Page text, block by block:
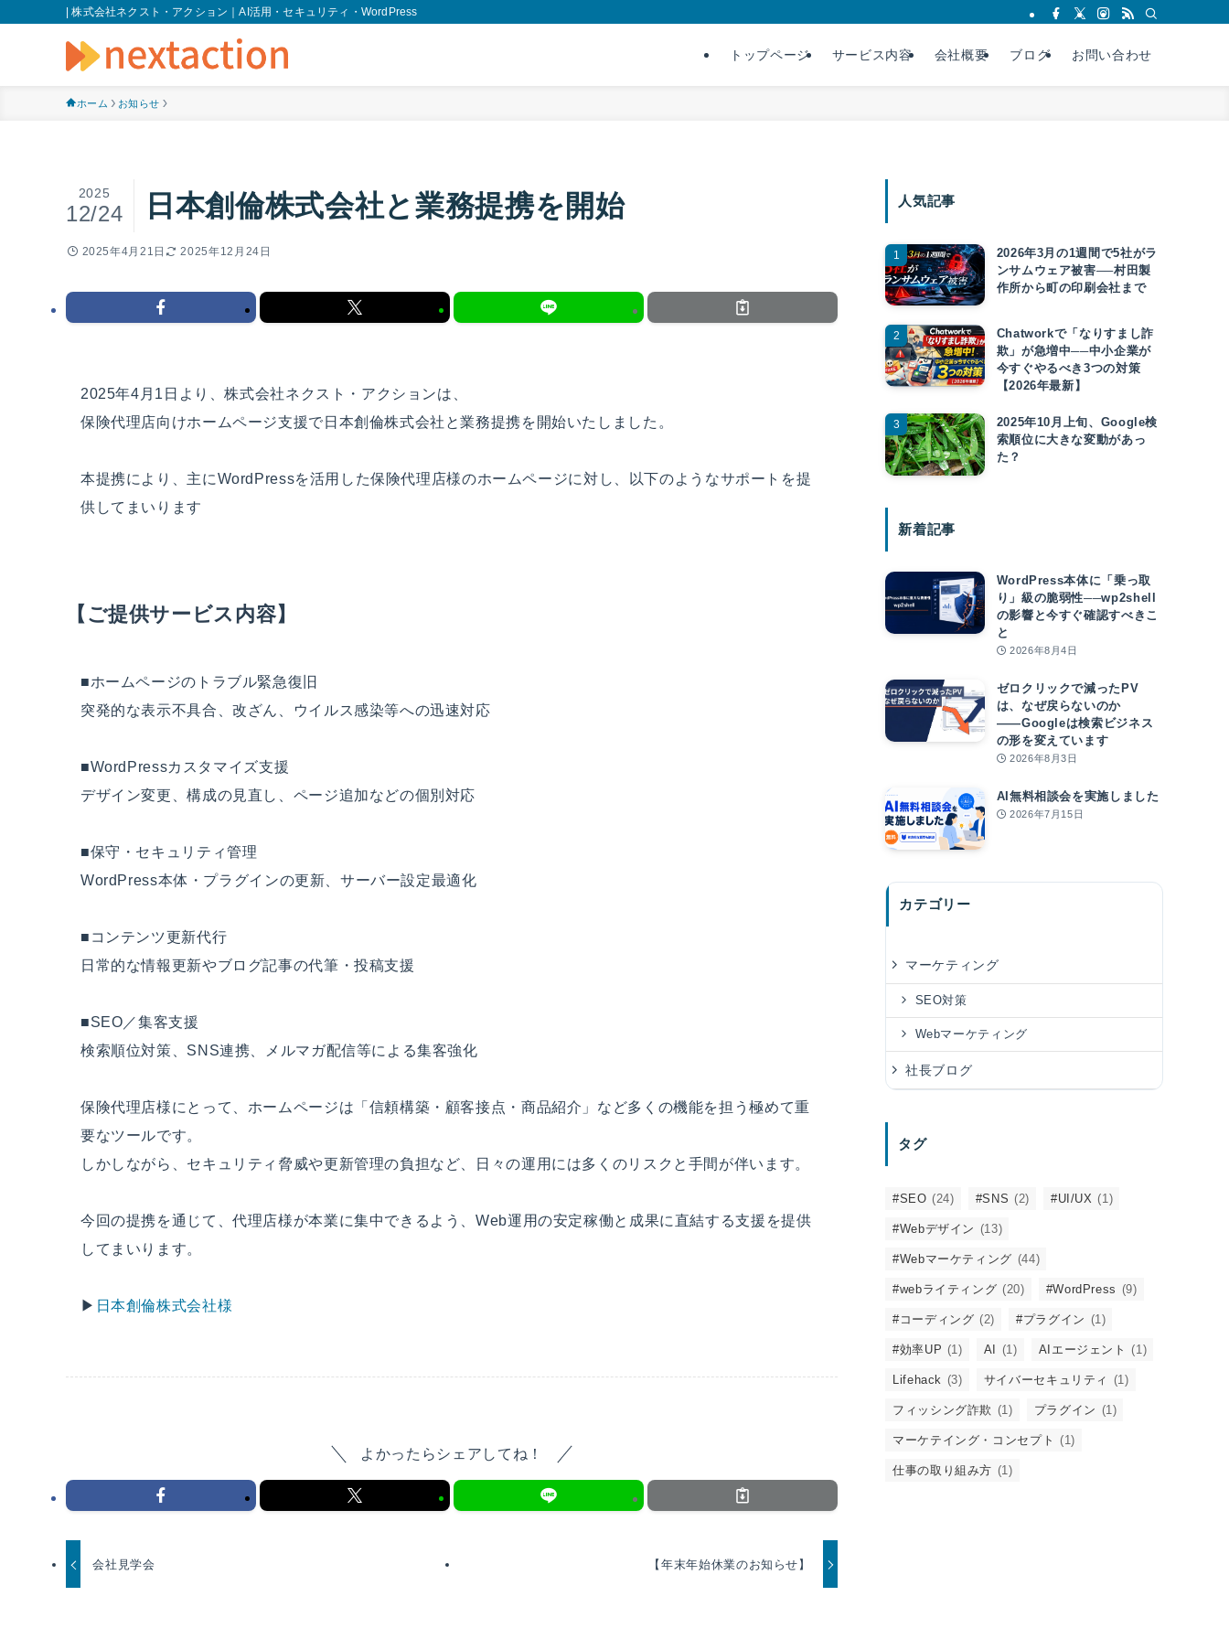
| 株式会社ネクスト・アクション｜AI活用・セキュリティ・WordPress
トップページ サービス内容 会社概要 ブログ お問い合わせ
ホーム お知らせ
日本創倫株式会社と業務提携を開始
2025
12/24
2025年4月21日 2025年12月24日
2025年4月1日より、株式会社ネクスト・アクションは、
保険代理店向けホームページ支援で日本創倫株式会社と業務提携を開始いたしました。
本提携により、主にWordPressを活用した保険代理店様のホームページに対し、以下のようなサポートを提
供してまいります
【ご提供サービス内容】
■ホームページのトラブル緊急復旧
突発的な表示不具合、改ざん、ウイルス感染等への迅速対応
■WordPressカスタマイズ支援
デザイン変更、構成の見直し、ページ追加などの個別対応
■保守・セキュリティ管理
WordPress本体・プラグインの更新、サーバー設定最適化
■コンテンツ更新代行
日常的な情報更新やブログ記事の代筆・投稿支援
■SEO／集客支援
検索順位対策、SNS連携、メルマガ配信等による集客強化
保険代理店様にとって、ホームページは「信頼構築・顧客接点・商品紹介」など多くの機能を担う極めて重
要なツールです。
しかしながら、セキュリティ脅威や更新管理の負担など、日々の運用には多くのリスクと手間が伴います。
今回の提携を通じて、代理店様が本業に集中できるよう、Web運用の安定稼働と成果に直結する支援を提供
してまいります。
▶ 日本創倫株式会社様
よかったらシェアしてね！
会社見学会 【年末年始休業のお知らせ】
人気記事
2026年3月の1週間で5社がラ
ンサムウェア被害──村田製
作所から町の印刷会社まで
Chatworkで「なりすまし詐
欺」が急増中──中小企業が
今すぐやるべき3つの対策
【2026年最新】
2025年10月上旬、Google検
索順位に大きな変動があっ
た？
新着記事
WordPress本体に「乗っ取
り」級の脆弱性──wp2shell
の影響と今すぐ確認すべきこ
と
2026年8月4日
ゼロクリックで減ったPV
は、なぜ戻らないのか
――Googleは検索ビジネス
の形を変えています
2026年8月3日
AI無料相談会を実施しました
2026年7月15日
カテゴリー
マーケティング
SEO対策
Webマーケティング
社長ブログ
タグ
#SEO (24) #SNS (2) #UI/UX (1)
#Webデザイン (13)
#Webマーケティング (44)
#webライティング (20) #WordPress (9)
#コーディング (2) #プラグイン (1)
#効率UP (1) AI (1) AIエージェント (1)
Lifehack (3) サイバーセキュリティ (1)
フィッシング詐欺 (1) プラグイン (1)
マーケテイング・コンセプト (1)
仕事の取り組み方 (1)